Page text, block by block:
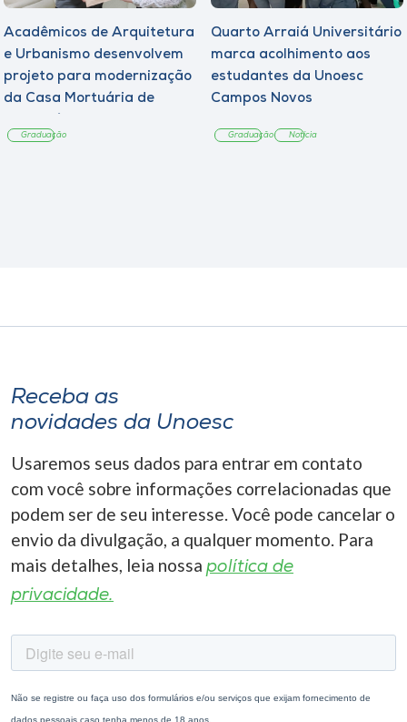
Acadêmicos de Arquitetura
e Urbanismo desenvolvem
projeto para modernização
da Casa Mortuária de
Graduação
Quarto Arraiá Universitário
marca acolhimento aos
estudantes da Unoesc
Campos Novos
Graduação Notícia
Receba as
novidades da Unoesc
Usaremos seus dados para entrar em contato
com você sobre informações correlacionadas que
podem ser de seu interesse. Você pode cancelar o
envio da divulgação, a qualquer momento. Para
mais detalhes, leia nossa política de
privacidade.